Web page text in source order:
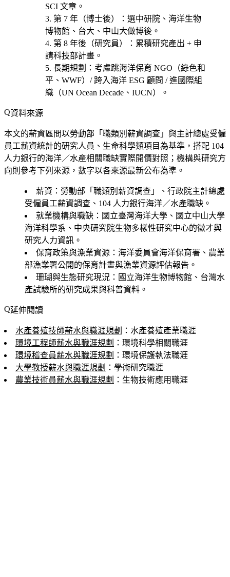
SCI 文章。
第 7 年（博士後）
：選中研院、海洋生物
博物館、台大、中山大做博後。
第 8 年後（研究員）
：累積研究產出 + 申
請科技部計畫。
長期規劃 ：考慮跳海洋保育 NGO（綠色和
平、WWF）/ 跨入海洋 ESG 顧問 / 進國際組
織（UN Ocean Decade、IUCN）
。
資料來源
本文的薪資區間以勞動部「職類別薪資調查」與主計總處受僱
員工薪資統計的研究人員、生命科學類項目為基準，搭配 104
人力銀行的海洋／水產相關職缺實際開價對照；機構與研究方
向則參考下列來源，數字以各來源最新公布為準。
薪資 ：勞動部「職類別薪資調查」、行政院主計總處
受僱員工薪資調查、104 人力銀行海洋／水產職缺。
就業機構與職缺 ：國立臺灣海洋大學、國立中山大學
海洋科學系、中央研究院生物多樣性研究中心的徵才與
研究人力資訊。
保育政策與漁業資源 ：海洋委員會海洋保育署、農業
部漁業署公開的保育計畫與漁業資源評估報告。
珊瑚與生態研究現況 ：國立海洋生物博物館、台灣水
產試驗所的研究成果與科普資料。
延伸閱讀
水產養殖技師薪水與職涯規劃 ：水產養殖產業職涯
環境工程師薪水與職涯規劃 ：環境科學相關職涯
環境稽查員薪水與職涯規劃 ：環境保護執法職涯
大學教授薪水與職涯規劃 ：學術研究職涯
農業技術員薪水與職涯規劃 ：生物技術應用職涯